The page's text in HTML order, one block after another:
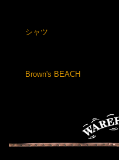
シャツ
Brown's BEACH